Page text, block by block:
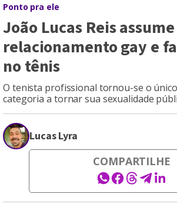
Ponto pra ele
João Lucas Reis assume
relacionamento gay e
no tênis
O tenista profissional tornou-se o
categoria a tornar sua sexualidade
Lucas Lyra
COMPARTILHE